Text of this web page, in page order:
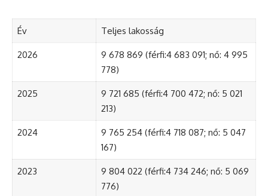
Év Teljes lakosság
2026
9 678 869 (férfi:4 683 091; nő: 4 995
778)
2025
9 721 685 (férfi:4 700 472; nő: 5 021
213)
2024
9 765 254 (férfi:4 718 087; nő: 5 047
167)
2023
9 804 022 (férfi:4 734 246; nő: 5 069
776)